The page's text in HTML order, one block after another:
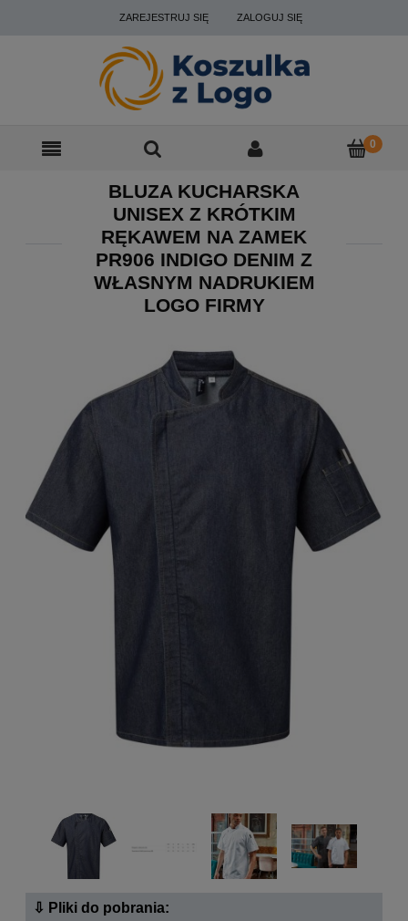
ZAREJESTRUJ SIĘ ZALOGUJ SIĘ
BLUZA KUCHARSKA
UNISEX Z KRÓTKIM
RĘKAWEM NA ZAMEK
PR906 INDIGO DENIM Z
WŁASNYM NADRUKIEM
LOGO FIRMY
⇩ Pliki do pobrania: